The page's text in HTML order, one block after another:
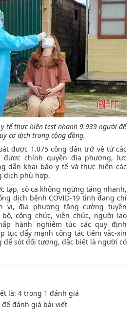
tế thực hiện test nhanh 9.939 người để
cơ dịch trong cộng đồng.
được 1.075 công dân trở về từ các
được chính quyền địa phương, lực
dẫn khai báo y tế và thực hiện các
dịch phù hợp.
tạp, số ca không ngừng tăng nhanh,
dịch bệnh COVID-19 tỉnh đang chỉ
vị, địa phương tăng cường tuyên
công chức, viên chức, người lao
hành nghiêm túc các quy định
tục đẩy mạnh công tác tiêm vắc-xin
để sót đối tượng, đặc biệt là người có
là: 4 trong 1 đánh giá
để đánh giá bài viết